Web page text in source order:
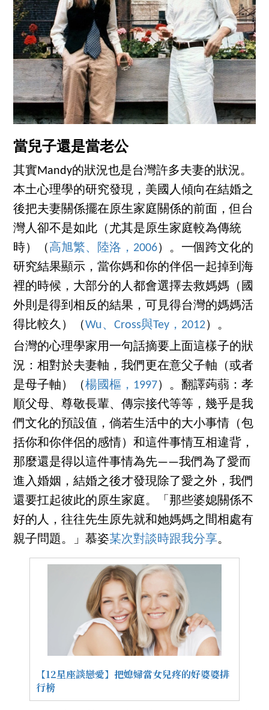
當兒子還是當老公
其實Mandy的狀況也是台灣許多夫妻的狀況。
本土心理學的研究發現，美國人傾向在結婚之
後把夫妻關係擺在原生家庭關係的前面，但台
灣人卻不是如此（尤其是原生家庭較為傳統
時）（ 高旭繁、陸洛，2006）。一個跨文化的
研究結果顯示，當你媽和你的伴侶一起掉到海
裡的時候，大部分的人都會選擇去救媽媽（國
外則是得到相反的結果，可見得台灣的媽媽活
得比較久）（Wu、Cross與Tey，2012）。
台灣的心理學家用一句話摘要上面這樣子的狀
況：相對於夫妻軸，我們更在意父子軸（或者
是母子軸）（楊國樞，1997）。翻譯蒟蒻：孝
順父母、尊敬長輩、傳宗接代等等，幾乎是我
們文化的預設值，倘若生活中的大小事情（包
括你和你伴侶的感情）和這件事情互相違背，
那麼還是得以這件事情為先——我們為了愛而
進入婚姻，結婚之後才發現除了愛之外，我們
還要扛起彼此的原生家庭。「那些婆媳關係不
好的人，往往先生原先就和她媽媽之間相處有
親子問題。」慕姿某次對談時跟我分享。
【12星座談戀愛】把媳婦當女兒疼的好婆婆排
行榜